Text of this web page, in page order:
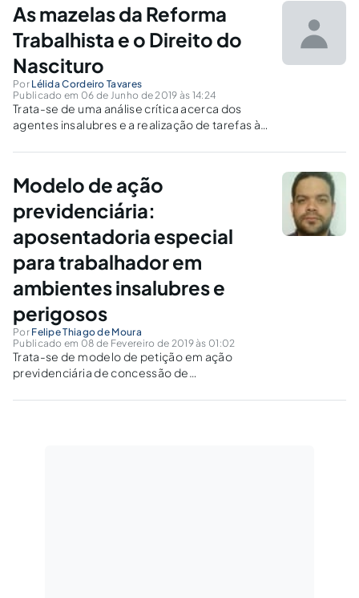
As mazelas da Reforma
Trabalhista e o Direito do
Nascituro
Por Lélida Cordeiro Tavares
Publicado em 06 de Junho de 2019 às 14:24
Trata-se de uma análise crítica acerca dos
agentes insalubres e a realização de tarefas à
Modelo de ação
previdenciária:
aposentadoria especial
para trabalhador em
ambientes insalubres e
perigosos
Por Felipe Thiago de Moura
Publicado em 08 de Fevereiro de 2019 às 01:02
Trata-se de modelo de petição em ação
previdenciária de concessão de
demonstrar a possibilidade jurídica desta